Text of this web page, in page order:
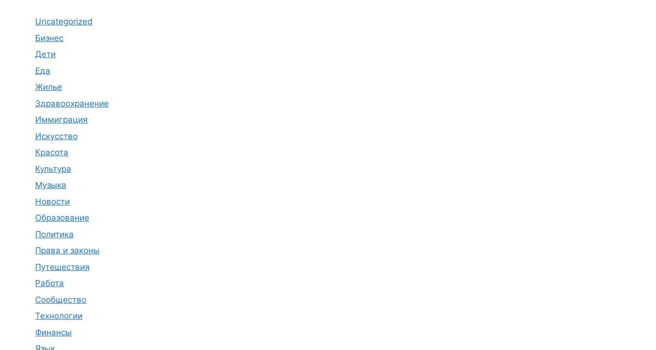
Uncategorized
Бизнес
Дети
Еда
Жилье
Здравоохранение
Иммиграция
Искусство
Красота
Культура
Музыка
Новости
Образование
Политика
Права и законы
Путешествия
Работа
Сообщество
Технологии
Финансы